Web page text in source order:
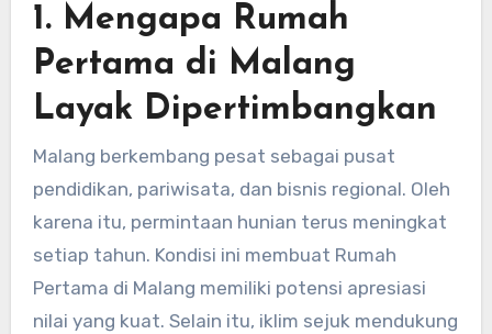
1. Mengapa Rumah
Pertama di Malang
Layak Dipertimbangkan
Malang berkembang pesat sebagai pusat
pendidikan, pariwisata, dan bisnis regional. Oleh
karena itu, permintaan hunian terus meningkat
setiap tahun. Kondisi ini membuat Rumah
Pertama di Malang memiliki potensi apresiasi
nilai yang kuat. Selain itu, iklim sejuk mendukung